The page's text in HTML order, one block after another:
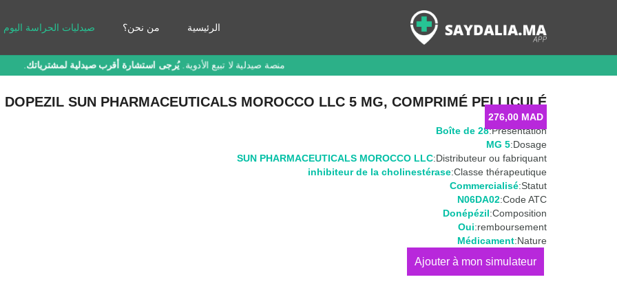
الرئيسية من نحن؟ صيدليات الحراسة اليوم
منصة صيدلية لا تبيع الأدوية.يُرجى استشارة أقرب صيدلية لمشترياتك.
DOPEZIL SUN PHARMACEUTICALS MOROCCO LLC 5 MG, COMPRIMÉ PELLICULÉ
276,00 MAD
Présentation:
Boîte de 28
Dosage:
5 MG
Distributeur ou fabriquant:
SUN PHARMACEUTICALS MOROCCO LLC
Classe thérapeutique:
inhibiteur de la cholinestérase
Statut:
Commercialisé
Code ATC:
N06DA02
Composition:
Donépézil
remboursement:
Oui
Nature:
Médicament
كمية